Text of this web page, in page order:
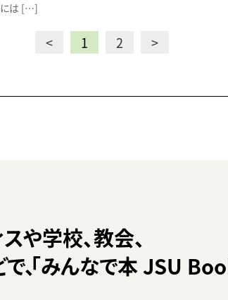
には […]
< 1 2 >
や学校、教会、
、「みんなで本 JSU